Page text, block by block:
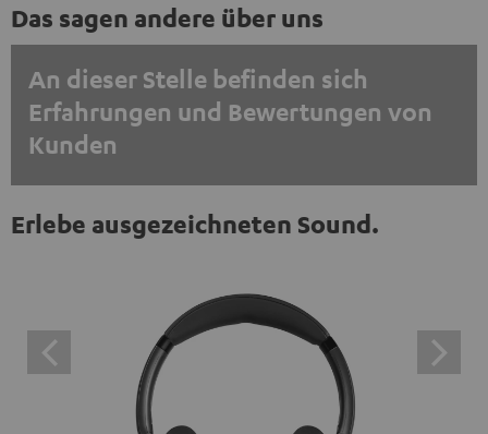
Das sagen andere über uns
An dieser Stelle befinden sich
Erfahrungen und Bewertungen von
Kunden
EINMALIG ZUSTIMMEN UND ANZEIGEN
Trustpilot‑Bewertungen sind externe Inhalte. Der
externe Inhalt kann hier mit nur einem Klick angezeigt
werden. Mit dem Anklicken des Inhalts wird zugestimmt,
dass externe Inhalte angezeigt werden. Dabei können
personenbezogene Daten an Drittplattformen
Erlebe ausgezeichneten Sound.